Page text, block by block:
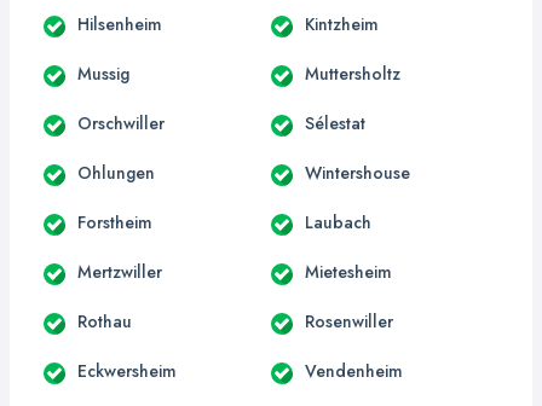
Hilsenheim Kintzheim
Mussig Muttersholtz
Orschwiller Sélestat
Ohlungen Wintershouse
Forstheim Laubach
Mertzwiller Mietesheim
Rothau Rosenwiller
Eckwersheim Vendenheim